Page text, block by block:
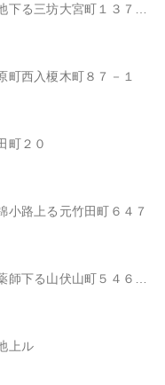
三坊大宮町１３７番地
町西入榎木町８７－１
町２０
小路上る元竹田町６４７
る山伏山町５４６－２
上ル